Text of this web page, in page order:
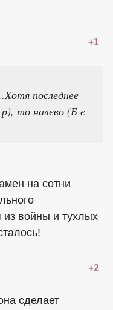
+1
последнее
то налево (Б е
на сотни
из войны и тухлых
+2
сделает